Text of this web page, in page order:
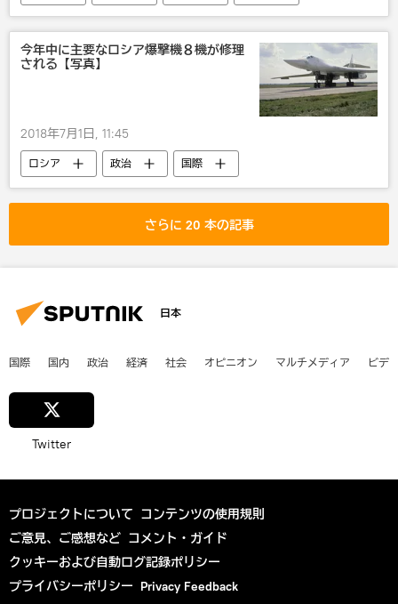
サウジアラビア
ドナルド・トランプ
サルマーン国王
石油
今年中に主要なロシア爆撃機８機が修理
される【写真】
2018年7月1日, 11:45
ロシア 政治
国際
ロシア軍
武器・兵器 軍事
さらに 20 本の記事
日本
国際 国内 政治 経済 社会 オピニオン マルチメディア ビデ
Twitter
プロジェクトについて コンテンツの使用規則
ご意見、ご感想など コメント・ガイド
クッキーおよび自動ログ記録ポリシー
プライバシーポリシー Privacy Feedback